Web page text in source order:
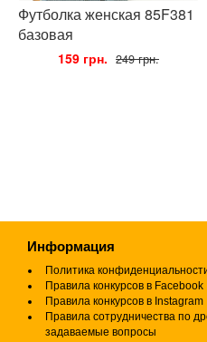
Футболка женская 85F381
базовая
159 грн. 249 грн.
Информация
Политика
Правила конкурсов в Facebook
Правила конкурсов в Instagram
Правила сотрудничества по
задаваемые вопросы